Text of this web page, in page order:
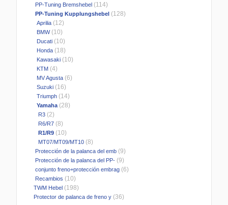
PP-Tuning Bremshebel (114)
PP-Tuning Kupplungshebel (128)
Aprilia (12)
BMW(10)
Ducati (10)
Honda (18)
Kawasaki (10)
KTM (4)
MV Agusta (6)
Suzuki (16)
Triumph (14)
Yamaha(28)
R3 (2)
R6/R7 (8)
R1/R9 (10)
MT07/MT09/MT10 (8)
Protección de la palanca del emb (9)
Protección de la palanca del PP- (9)
conjunto freno+protección embrag (6)
Recambios (10)
TWM Hebel (198)
Protector de palanca de freno y (36)